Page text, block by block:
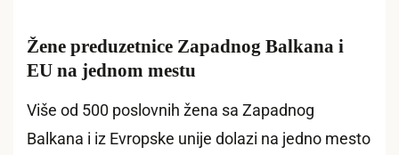
Žene preduzetnice Zapadnog Balkana i
EU na jednom mestu
Više od 500 poslovnih žena sa Zapadnog
Balkana i iz Evropske unije dolazi na jedno mesto